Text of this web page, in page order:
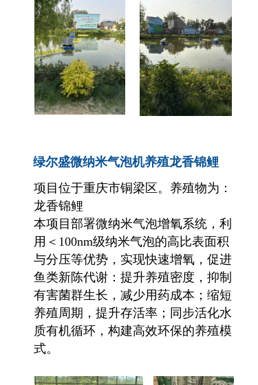
绿尔盛微纳米气泡机养殖龙香锦鲤
项目位于重庆市铜梁区。养殖物为：
龙香锦鲤
本项目部署微纳米气泡增氧系统，利
用＜100nm级纳米气泡的高比表面积
与分压等优势，实现快速增氧，促进
鱼类新陈代谢：提升养殖密度，抑制
有害菌群生长，减少用药成本；缩短
养殖周期，提升存活率；同步活化水
质有机循环，构建高效环保的养殖模
式。